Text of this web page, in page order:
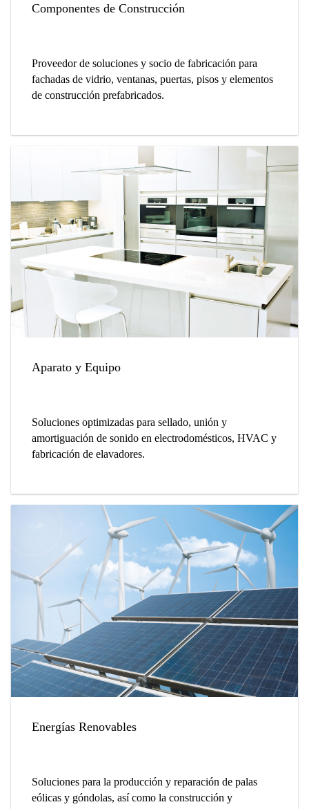
Componentes de Construcción
Proveedor de soluciones y socio de fabricación para
fachadas de vidrio, ventanas, puertas, pisos y elementos
de construcción prefabricados.
Aparato y Equipo
Soluciones optimizadas para sellado, unión y
amortiguación de sonido en electrodomésticos, HVAC y
fabricación de elavadores.
Energías Renovables
Soluciones para la producción y reparación de palas
eólicas y góndolas, así como la construcción y